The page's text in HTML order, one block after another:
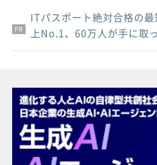
PR
PR
PR
ITパスポート絶対合格の
上No.1、60万人が手に取